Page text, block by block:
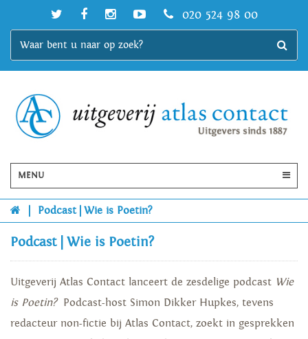
020 524 98 00
MENU
Podcast | Wie is Poetin?
Podcast | Wie is Poetin?
Uitgeverij Atlas Contact lanceert de zesdelige podcast Wie
is Poetin? Podcast-host Simon Dikker Hupkes, tevens
redacteur non-fictie bij Atlas Contact, zoekt in gesprekken